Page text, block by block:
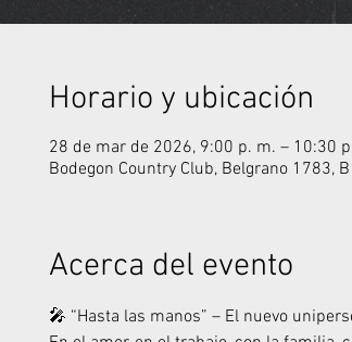
Horario y ubicación
28 de mar de 2026, 9:00 p. m. – 10:30
Bodegon Country Club, Belgrano 1783,
Acerca del evento
🎤 “Hasta las manos” – El nuevo